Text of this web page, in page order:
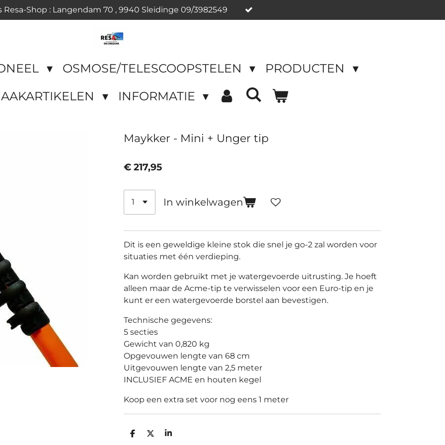
Resa-Shop : Langendam 70 , 9940 Sleidinge 09/3982549
OSMOSE/TELESCOOPSTELEN
PRODUCTEN
INFORMATIE
Maykker - Mini + Unger tip
€ 217,95
In winkelwagen
Dit is een geweldige kleine stok die snel je go-2 zal worden voor
situaties met één verdieping.
Kan worden gebruikt met je watergevoerde uitrusting. Je hoeft
alleen maar de Acme-tip te verwisselen voor een Euro-tip en je
kunt er een watergevoerde borstel aan bevestigen.
Technische gegevens:
5 secties
Gewicht van 0,820 kg
Opgevouwen lengte van 68 cm
Uitgevouwen lengte van 2,5 meter
INCLUSIEF ACME en houten kegel
Koop een extra set voor nog eens 1 meter
D
D
S